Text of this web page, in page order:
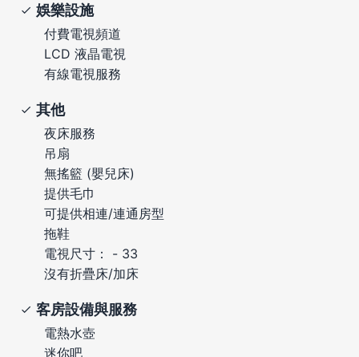
娛樂設施
付費電視頻道
LCD 液晶電視
有線電視服務
其他
夜床服務
吊扇
無搖籃 (嬰兒床)
提供毛巾
可提供相連/連通房型
拖鞋
電視尺寸： - 33
沒有折疊床/加床
客房設備與服務
電熱水壺
迷你吧